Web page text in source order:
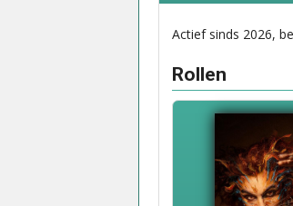
Actief sinds 2026,
Rollen